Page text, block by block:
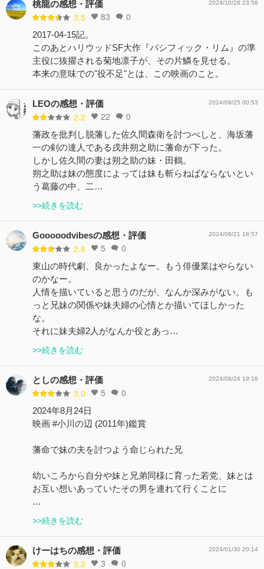
桃龍の感想・評価
3.5 83 0
2024/10/28 23:58
2017-04-15記。
このあとハリウッドSF大作『パシフィック・リム』の準
主役に抜擢される菊地凛子が、その片鱗を見せる。
本来の意味での"役不足"とは、この映画のこと。
LEOの感想・評価
2.2 22 0
2024/09/25 00:53
藩政を批判し脱藩した佐久間森衛を討つべしと、海坂藩
一の剣の達人である戌井朔之助に藩命が下った。
しかし佐久間の妻は朔之助の妹・田鶴。
朔之助は妹の態度によっては妹も斬らねばならないとい
う葛藤の中、二…
>>続きを読む
Gooooodvibesの感想・評価
2.8 5 0
2024/09/21 18:57
東山の時代劇、良かったよなー。もう俳優業はやらない
のかなー。
人情を描いていると思うのだが、なんか深みがない。も
っと兄妹の関係や妹夫婦の心情とか描いてほしかった
な。
それに妹夫婦2人がなんか役とあっ…
>>続きを読む
としの感想・評価
3.0 5 0
2024/08/24 19:16
2024年8月24日
映画 #小川の辺 (2011年)鑑賞
藩命で妹の夫を討つよう命じられた兄
幼いころから自分や妹と兄弟同様に育った若党、妹とは
お互い想いあっていたその男を連れて行くことに
…
>>続きを読む
けーはちの感想・評価
3.2 3 0
2024/01/30 20:14